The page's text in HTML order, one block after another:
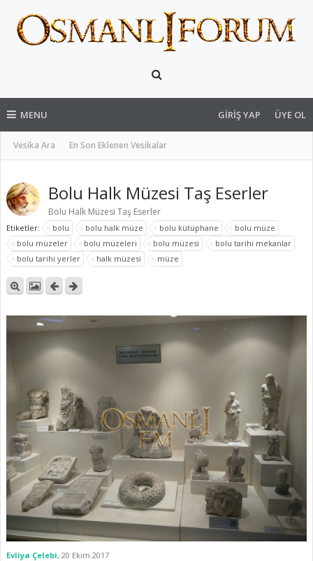
MENU
Vesika Ara En Son Eklenen Vesikalar
GIRIŞ YAP ÜYE OL
Bolu Halk Müzesi Taş Eserler
Bolu Halk Müzesi Taş Eserler
Etiketler: bolu bolu halk müze bolu kütüphane
bolu müze
bolu müzeler
bolu müzeleri bolu müzesi
bolu tarihi mekanlar
bolu tarihi yerler
halk müzesi müze
Evliya Çelebi, 20 Ekim 2017